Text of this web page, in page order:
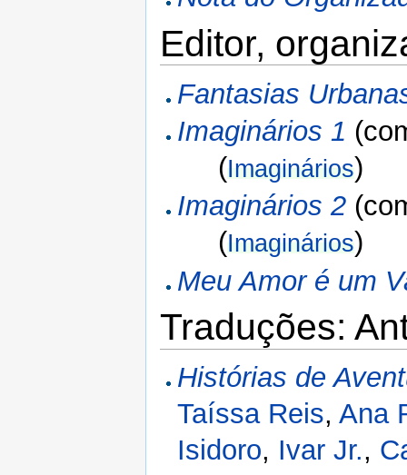
Editor,
Fantasias
Imaginários 1
(Imaginários)
Imaginários 2
(Imaginários)
Meu Amor é um
Traduções:
Histórias de
Taíssa Reis,Ana
Isidoro, Ivar Jr.,